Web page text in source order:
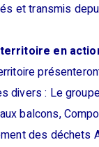
et transmis
en
divers : Le
balcons,
des déchets